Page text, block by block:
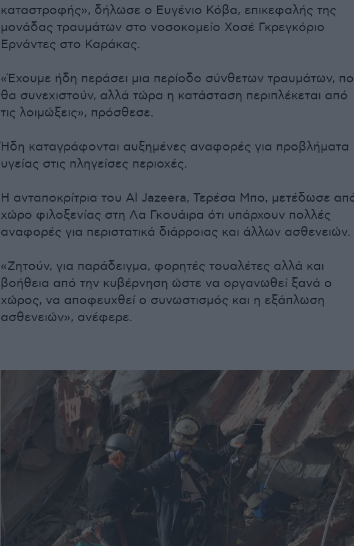
καταστροφής», δήλωσε ο Ευγένιο Κόβα, επικεφαλής της
μονάδας τραυμάτων στο νοσοκομείο Χοσέ Γκρεγκόριο
Ερνάντες στο Καράκας.
«Έχουμε ήδη περάσει μια περίοδο σύνθετων τραυμάτων,
θα συνεχιστούν, αλλά τώρα η κατάσταση περιπλέκεται από
τις λοιμώξεις», πρόσθεσε.
Ήδη καταγράφονται αυξημένες αναφορές για προβλήματα
υγείας στις πληγείσες περιοχές.
Η ανταποκρίτρια του Al Jazeera, Τερέσα Μπο, μετέδωσε
χώρο φιλοξενίας στη Λα Γκουάιρα ότι υπάρχουν πολλές
αναφορές για περιστατικά διάρροιας και άλλων ασθενειών.
«Ζητούν, για παράδειγμα, φορητές τουαλέτες αλλά και
βοήθεια από την κυβέρνηση ώστε να οργανωθεί ξανά ο
χώρος, να αποφευχθεί ο συνωστισμός και η εξάπλωση
ασθενειών», ανέφερε.